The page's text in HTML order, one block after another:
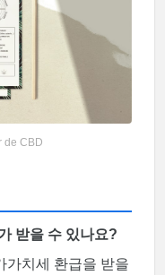
de CBD
받을 수 있나요?
가치세 환급을 받을